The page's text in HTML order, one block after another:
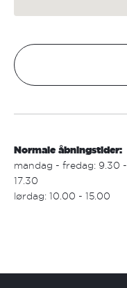
Normale åbningstider:
mandag - fredag: 9.30 -
17.30
lørdag: 10.00 - 15.00